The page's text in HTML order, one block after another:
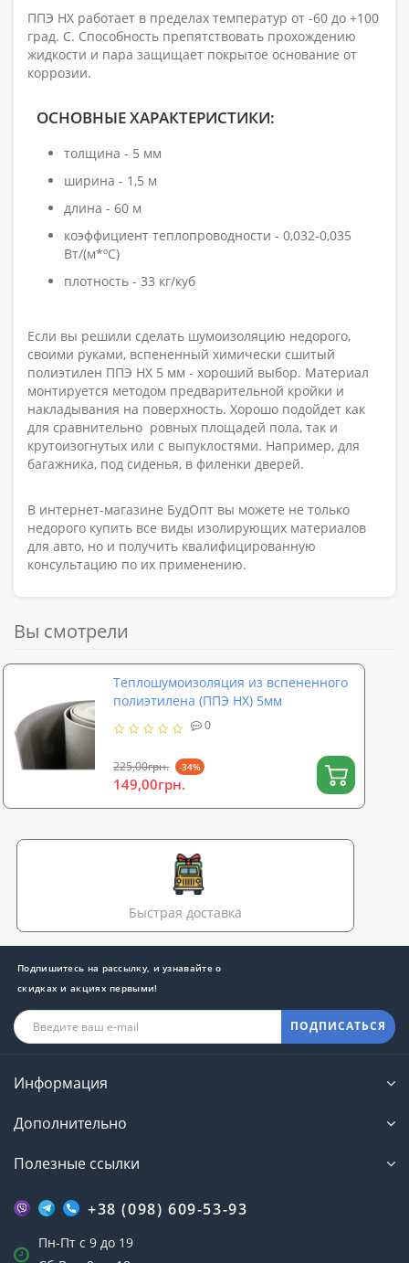
ППЭ НХ работает в пределах температур от -60 до +100
град. С. Способность препятствовать прохождению
жидкости и пара защищает покрытое основание от
коррозии.
ОСНОВНЫЕ ХАРАКТЕРИСТИКИ:
толщина - 5 мм
ширина - 1,5 м
длина - 60 м
коэффициент теплопроводности - 0,032-0,035
Вт/(м*ºС)
плотность - 33 кг/куб
Если вы решили сделать шумоизоляцию недорого,
своими руками, вспененный химически сшитый
полиэтилен ППЭ НХ 5 мм - хороший выбор. Материал
монтируется методом предварительной кройки и
накладывания на поверхность. Хорошо подойдет как
для сравнительно ровных площадей пола, так и
крутоизогнутых или с выпуклостями. Например, для
багажника, под сиденья, в филенки дверей.
В интернет-магазине БудОпт вы можете не только
недорого купить все виды изолирующих материалов
для авто, но и получить квалифицированную
консультацию по их применению.
Вы смотрели
Теплошумоизоляция из вспененного
полиэтилена (ППЭ НХ) 5мм
0
225,00грн. -34%
149,00грн.
Быстрая доставка
Подпишитесь на рассылку, и узнавайте о
скидках и акциях первыми!
ПОДПИСАТЬСЯ
Информация
Дополнительно
Полезные ссылки
+38 (098) 609-53-93
Пн-Пт с 9 до 19